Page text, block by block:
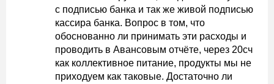
с подписью банка и так же живой подписью
кассира банка. Вопрос в том, что
обоснованно ли принимать эти расходы и
проводить в Авансовым отчёте, через 20сч
как коллективное питание, продукты мы не
приходуем как таковые. Достаточно ли